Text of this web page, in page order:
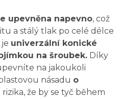
upevněna napevno, což
a stálý tlak po celé délce
univerzální konické
na šroubek. Díky
na jakoukoli
násadu o
rizika, že by se tyč během